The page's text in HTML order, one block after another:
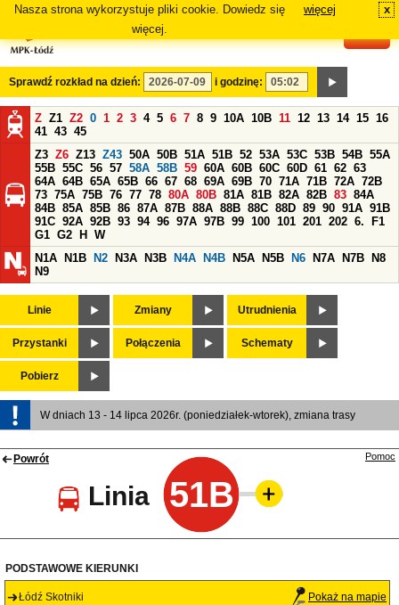
Nasza strona wykorzystuje pliki cookie. Dowiedz się
więcej.
więcej x
Sprawdź rozkład na dzień: i godzinę:
Z Z1 Z2 0 1 2 3 4 5 6 7 8 9 10A 10B 11 12 13 14 15 16
41 43 45
Z3 Z6 Z13 Z43 50A 50B 51A 51B 52 53A 53C 53B 54B 55A
55B 55C 56 57 58A 58B 59 60A 60B 60C 60D 61 62 63
64A 64B 65A 65B 66 67 68 69A 69B 70 71A 71B 72A 72B
73 75A 75B 76 77 78 80A 80B 81A 81B 82A 82B 83 84A
84B 85A 85B 86 87A 87B 88A 88B 88C 88D 89 90 91A 91B
91C 92A 92B 93 94 96 97A 97B 99 100 101 201 202 6.
F1
G1 G2 H
W
N1A
N1B N2 N3A N3B N4A N4B N5A N5B N6 N7A N7B
N8
N9
Linie Zmiany Utrudnienia
Przystanki Połączenia Schematy
Pobierz
W dniach 13 - 14 lipca 2026r. (poniedziałek-wtorek), zmiana trasy
Powrót
Linia 51B
Pomoc
PODSTAWOWE KIERUNKI
Łódź Skotniki Pokaż na mapie